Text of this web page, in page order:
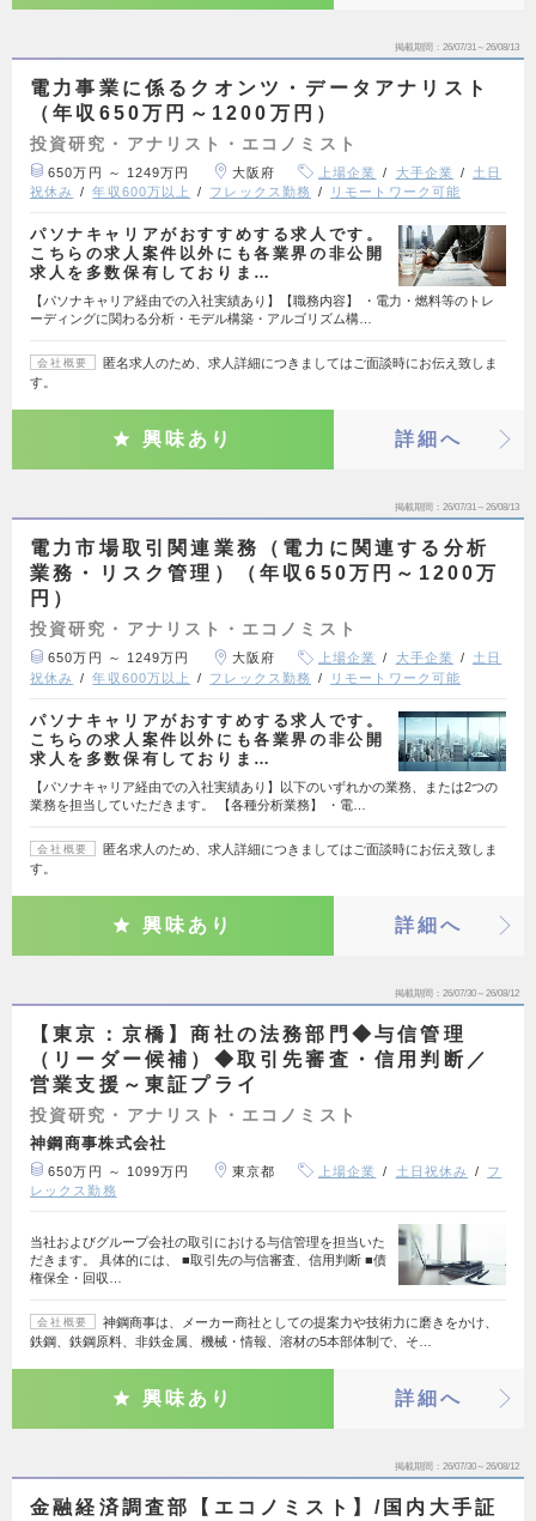
掲載期間 26/07/31～26/08/13
電力事業に係るクオンツ・データアナリスト
（年収650万円～1200万円）
投資研究・アナリスト・エコノミスト
650万円 ～ 1249万円 大阪府 上場企業 大手企業
土日
祝休み
年収600万以上 フレックス勤務 リモートワーク可能
パソナキャリアがおすすめする求人です。
こちらの求人案件以外にも各業界の非公開
求人を多数保有しておりま…
【パソナキャリア経由での入社実績あり】【職務内容】 ・電力・燃料等のトレ
ーディングに関わる分析・モデル構築・アルゴリズム構…
会社概要
匿名求人のため、求人詳細につきましてはご面談時にお伝え致しま
す。
興味あり 詳細へ
掲載期間 26/07/31～26/08/13
電力市場取引関連業務（電力に関連する分析
業務・リスク管理）（年収650万円～1200万
円）
投資研究・アナリスト・エコノミスト
650万円 ～ 1249万円 大阪府 上場企業 大手企業
土日
祝休み
年収600万以上 フレックス勤務 リモートワーク可能
パソナキャリアがおすすめする求人です。
こちらの求人案件以外にも各業界の非公開
求人を多数保有しておりま…
【パソナキャリア経由での入社実績あり】以下のいずれかの業務、または2つの
業務を担当していただきます。 【各種分析業務】 ・電…
会社概要
匿名求人のため、求人詳細につきましてはご面談時にお伝え致しま
す。
興味あり 詳細へ
掲載期間 26/07/30～26/08/12
【東京：京橋】商社の法務部門◆与信管理
（リーダー候補）◆取引先審査・信用判断／
営業支援～東証プライ
投資研究・アナリスト・エコノミスト
神鋼商事株式会社
650万円 ～ 1099万円 東京都 上場企業 土日祝休み
フ
レックス勤務
当社およびグループ会社の取引における与信管理を担当いた
だきます。 具体的には、 ■取引先の与信審査、信用判断 ■債
権保全・回収…
会社概要
神鋼商事は、メーカー商社としての提案力や技術力に磨きをかけ、
鉄鋼、鉄鋼原料、非鉄金属、機械・情報、溶材の5本部体制で、そ…
興味あり 詳細へ
掲載期間 26/07/30～26/08/12
金融経済調査部【エコノミスト】/国内大手証